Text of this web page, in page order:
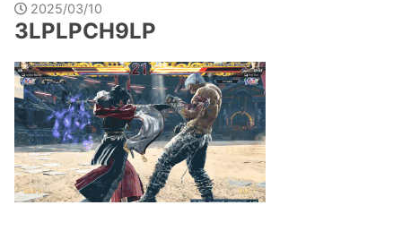
2025/03/10
3LPLPCH9LP